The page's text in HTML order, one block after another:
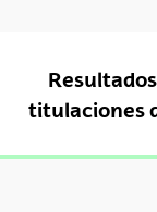
titulaciones